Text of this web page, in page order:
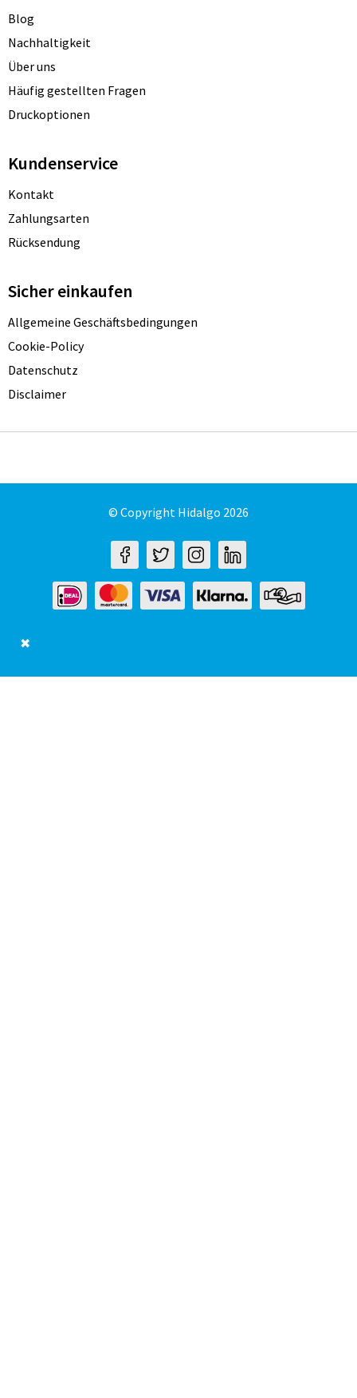
Blog
Nachhaltigkeit
Über uns
Häufig gestellten Fragen
Druckoptionen
Kundenservice
Kontakt
Zahlungsarten
Rücksendung
Sicher einkaufen
Allgemeine Geschäftsbedingungen
Cookie-Policy
Datenschutz
Disclaimer
© Copyright Hidalgo 2026
✖